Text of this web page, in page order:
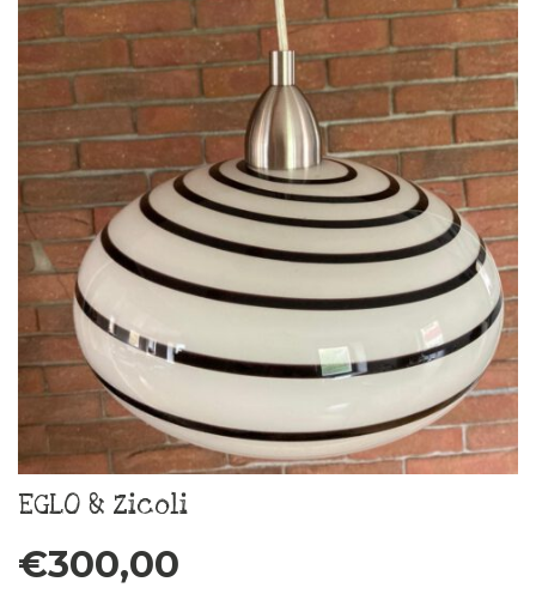
EGLO & Zicoli
€300,00